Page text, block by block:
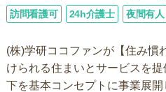
訪問看護可 24h介護士 夜間有人
(株)学研ココファンが【住み慣
けられる住まいとサービスを
下を基本コンセプトに事業展開